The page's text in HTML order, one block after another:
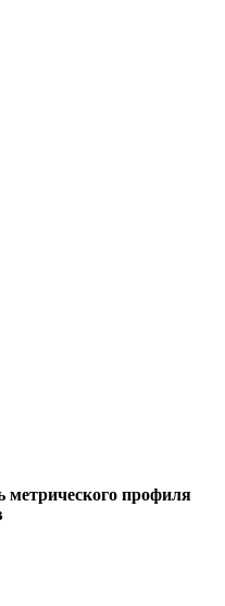
метрического профиля